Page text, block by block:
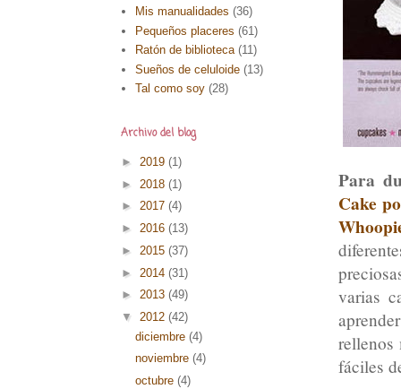
Para
Cake
varias
rellenos
fáciles
Mis manualidades (36)
Pequeños placeres (61)
Ratón de biblioteca (11)
Sueños de celuloide (13)
Tal como soy (28)
Archivo del blog
► 2019 (1)
► 2018 (1)
► 2017 (4)
► 2016 (13)
► 2015 (37)
► 2014 (31)
► 2013 (49)
▼ 2012 (42)
diciembre (4)
noviembre (4)
octubre (4)